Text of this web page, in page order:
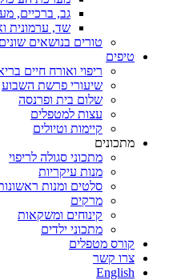
גב, ברכיים,
שד, ערמונית
טורים בנושאים שונים
טיפים
ריפוי ואורח חיים
שיעורי פרשת השבוע
שלום בית ופרנסה
עצות למטפלים
קיימות וטיולים
מתכונים
מתכוני סגולה לריפוי
מנות עיקריות
סלטים ומנות
מרקים
קינוחים ומשקאות
מתכוני ילדים
קורס מטפלים
צרו קשר
English